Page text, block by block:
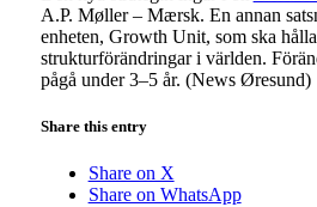
A.P. Møller – Mærsk. En annan
enheten, Growth Unit, som ska
strukturförändringar i världen.
pågå under 3–5 år. (News Øresund)
Share this entry
Share on X
Share on WhatsApp